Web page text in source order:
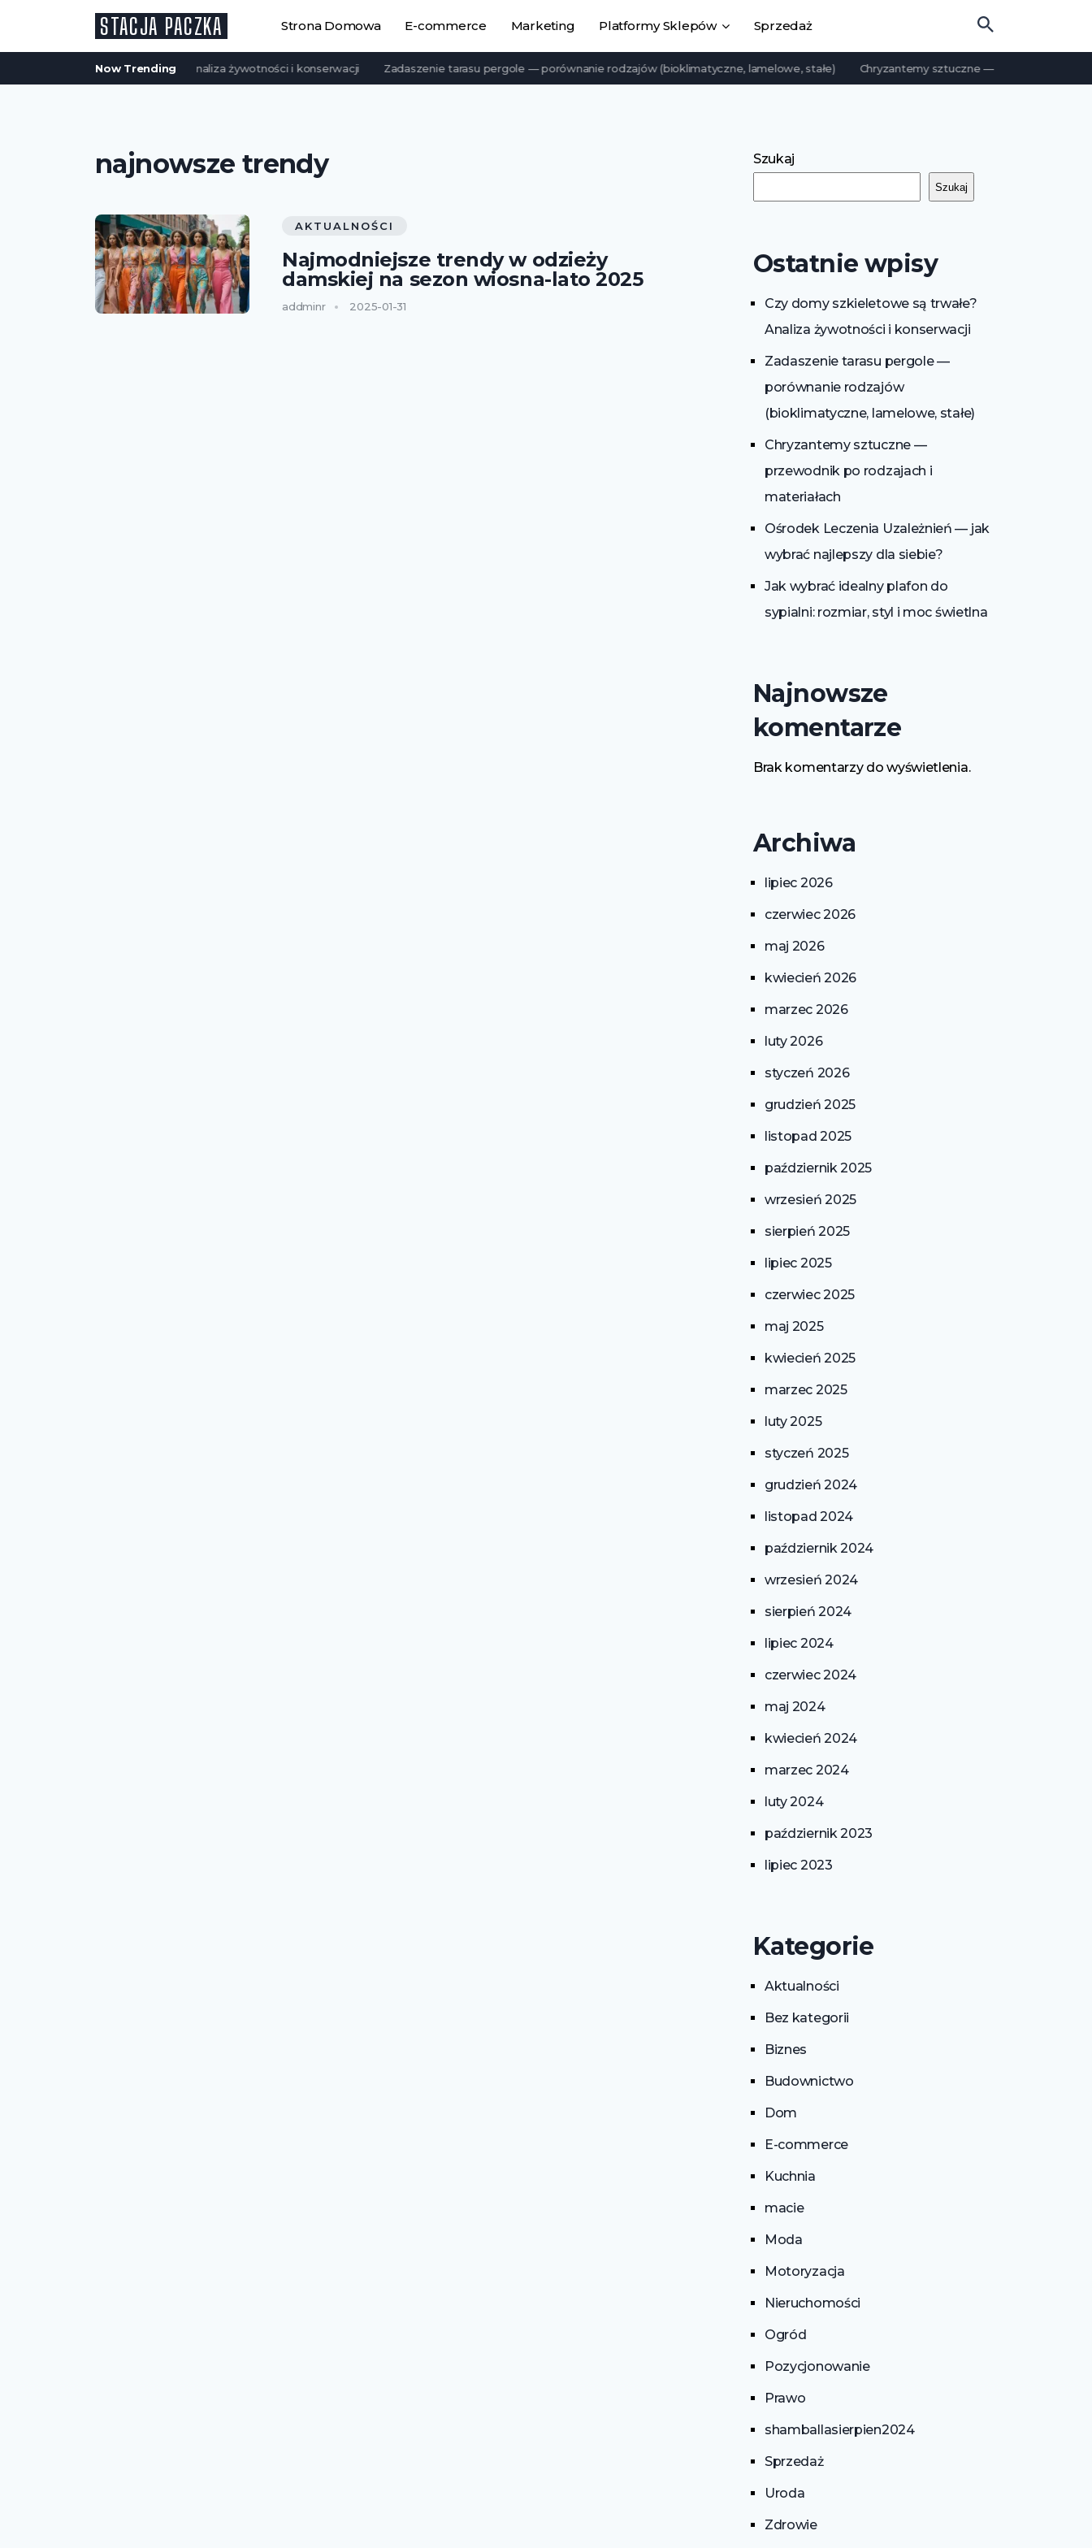
STACJA PACZKA Strona Domowa E-commerce Marketing Platformy Sklepów Sprzedaż
Now Trending
domy szkieletowe są trwałe? Analiza żywotności i konserwacji Zadaszenie tarasu pergole — porównanie rodzajów (bioklimatyczne, lamelowe, stałe) Chryzantemy sztuczne — przewodnik po
najnowsze trendy
AKTUALNOŚCI
Najmodniejsze trendy w odzieży
damskiej na sezon wiosna-lato 2025
addminr 2025-01-31
Szukaj
Szukaj
Ostatnie wpisy
Czy domy szkieletowe są trwałe?
Analiza żywotności i konserwacji
Zadaszenie tarasu pergole —
porównanie rodzajów
(bioklimatyczne, lamelowe, stałe)
Chryzantemy sztuczne —
przewodnik po rodzajach i
materiałach
Ośrodek Leczenia Uzależnień — jak
wybrać najlepszy dla siebie?
Jak wybrać idealny plafon do
sypialni: rozmiar, styl i moc świetlna
Najnowsze
komentarze
Brak komentarzy do wyświetlenia.
Archiwa
lipiec 2026
czerwiec 2026
maj 2026
kwiecień 2026
marzec 2026
luty 2026
styczeń 2026
grudzień 2025
listopad 2025
październik 2025
wrzesień 2025
sierpień 2025
lipiec 2025
czerwiec 2025
maj 2025
kwiecień 2025
marzec 2025
luty 2025
styczeń 2025
grudzień 2024
listopad 2024
październik 2024
wrzesień 2024
sierpień 2024
lipiec 2024
czerwiec 2024
maj 2024
kwiecień 2024
marzec 2024
luty 2024
październik 2023
lipiec 2023
Kategorie
Aktualności
Bez kategorii
Biznes
Budownictwo
Dom
E-commerce
Kuchnia
macie
Moda
Motoryzacja
Nieruchomości
Ogród
Pozycjonowanie
Prawo
shamballasierpien2024
Sprzedaż
Uroda
Zdrowie